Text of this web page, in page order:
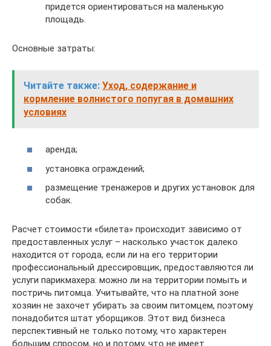
придется ориентироваться на маленькую
площадь.
Основные затраты:
Читайте также: Уход, содержание и
кормление волнистого попугая в домашних
условиях
аренда;
установка ограждений;
размещение тренажеров и других установок для
собак.
Расчет стоимости «билета» происходит зависимо от
предоставленных услуг – насколько участок далеко
находится от города, если ли на его территории
профессиональный дрессировщик, предоставляются ли
услуги парикмахера: можно ли на территории помыть и
постричь питомца. Учитывайте, что на платной зоне
хозяин не захочет убирать за своим питомцем, поэтому
понадобится штат уборщиков. Этот вид бизнеса
перспективный не только потому, что характерен
большим спросом, но и потому, что не имеет